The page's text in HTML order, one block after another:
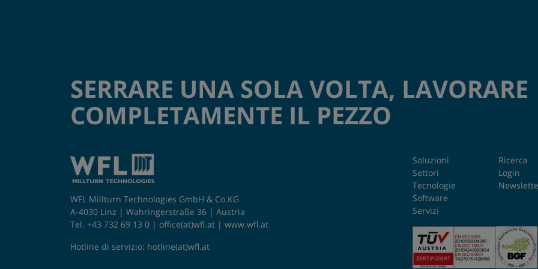
SERRARE UNA SOLA VOLTA, LAVORARE
COMPLETAMENTE IL PEZZO
WFL Millturn Technologies GmbH & Co.KG
A-4030 Linz | Wahringerstraße 36 | Austria
Tel. +43 732 69 13 0 | office(at)wfl.at | www.wfl.at
Hotline di servizio: hotline(at)wfl.at
Soluzioni
Settori
Tecnologie
Software
Servizi
Ricerca
Login